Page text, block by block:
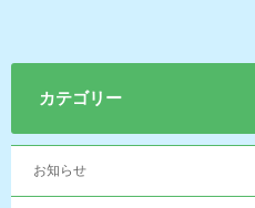
カテゴリー
お知らせ